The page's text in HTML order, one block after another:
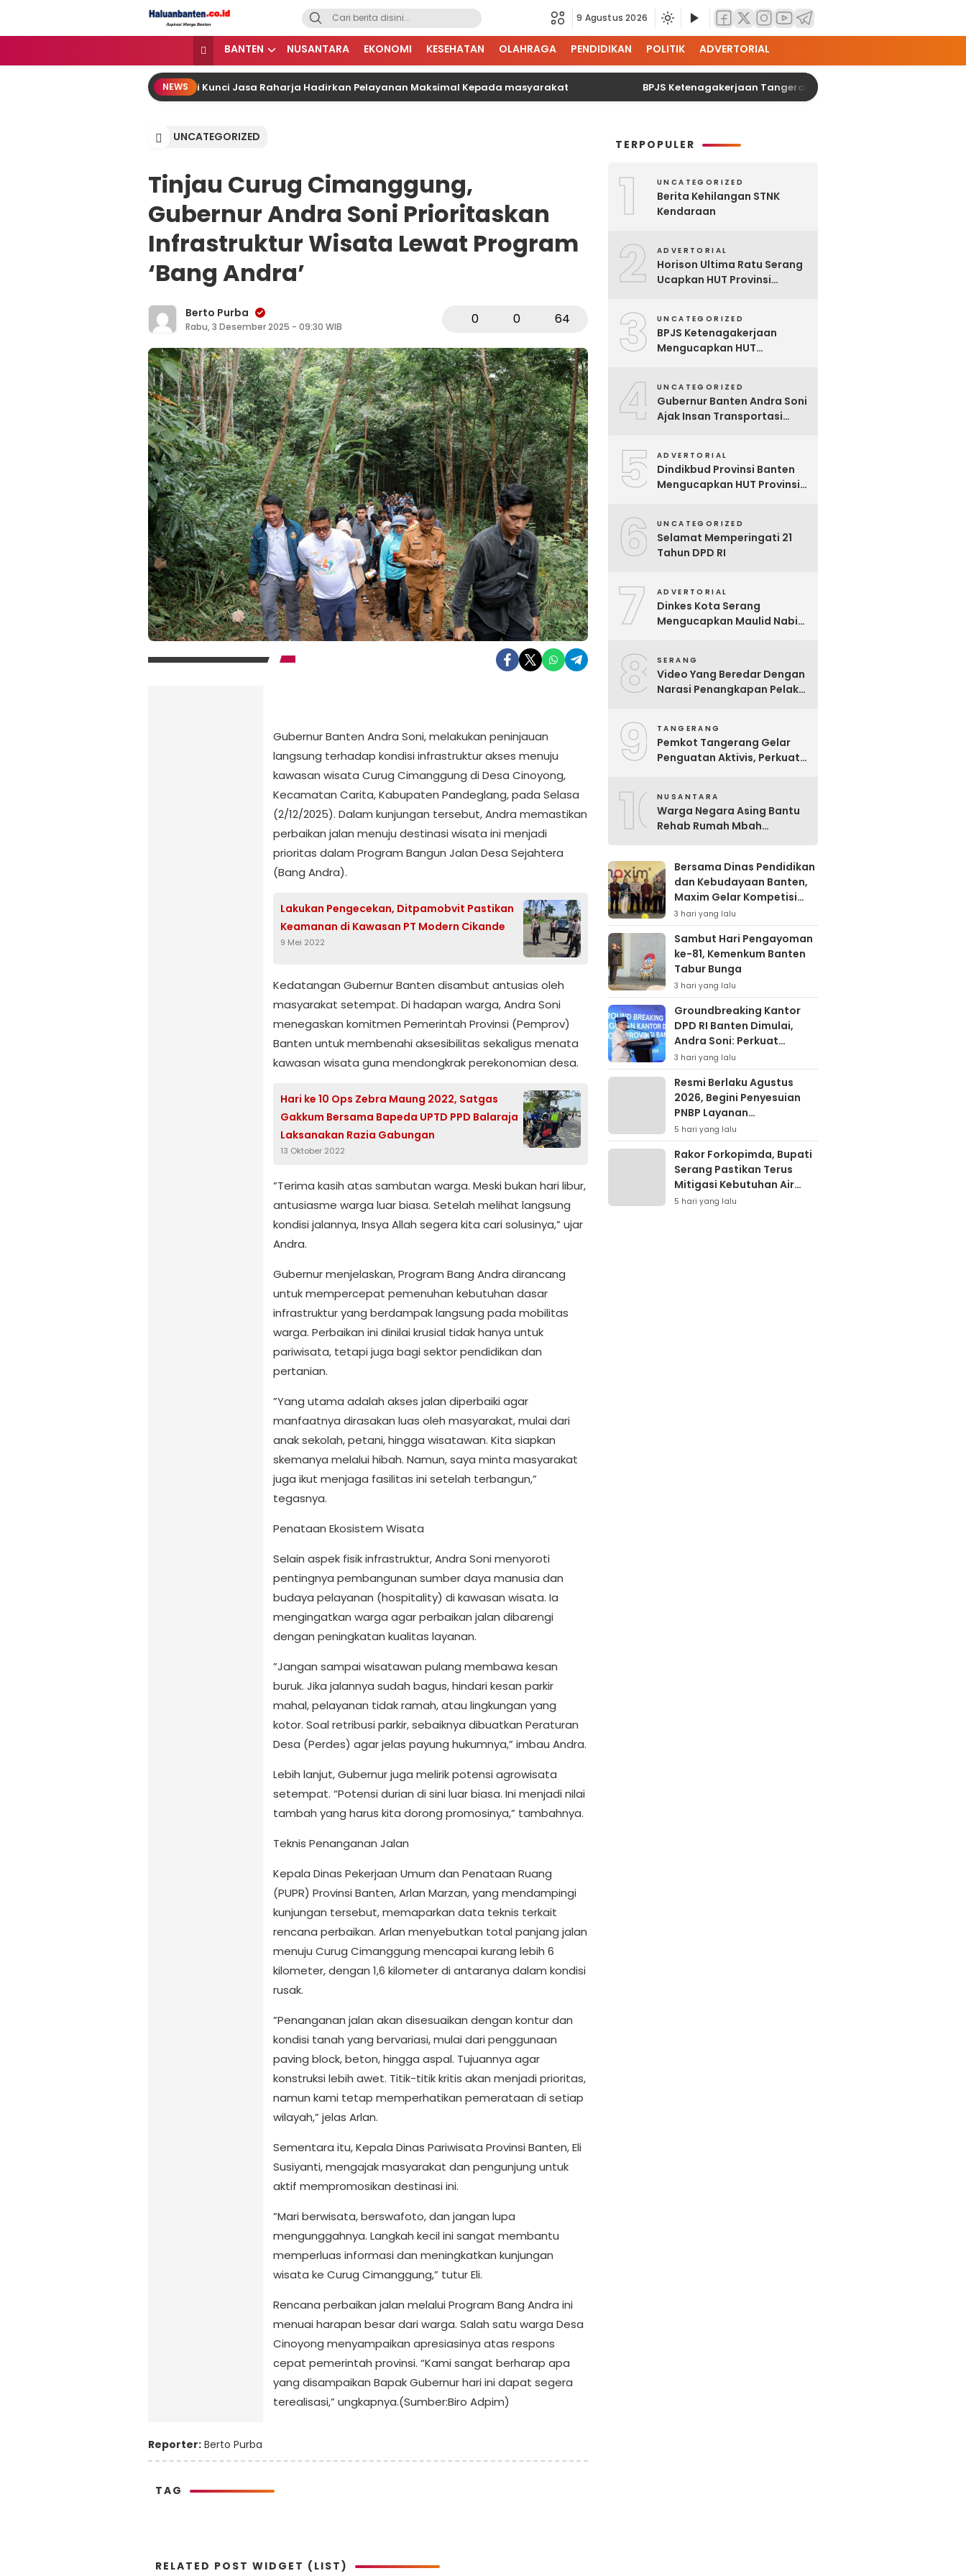
konten
Haluan Banten
Aspirasi Warga Banten
9 Agustus 2026
BANTEN NUSANTARA EKONOMI KESEHATAN OLAHRAGA PENDIDIKAN POLITIK ADVERTORIAL
NEWS
Ekosistem Terintegrasi Kunci Jasa Raharja Hadirkan Pelayanan Maksimal Kepada masyarakat BPJS Ketenagakerjaan Tangerang Cikokol Dorong Kemandirian
UNCATEGORIZED
Tinjau Curug Cimanggung,
Gubernur Andra Soni Prioritaskan
Infrastruktur Wisata Lewat Program
‘Bang Andra’
Berto Purba
Rabu, 3 Desember 2025 - 09:30 WIB 0 0 64
Gubernur Banten Andra Soni, melakukan peninjauan
langsung terhadap kondisi infrastruktur akses menuju
kawasan wisata Curug Cimanggung di Desa Cinoyong,
Kecamatan Carita, Kabupaten Pandeglang, pada Selasa
(2/12/2025). Dalam kunjungan tersebut, Andra memastikan
perbaikan jalan menuju destinasi wisata ini menjadi
prioritas dalam Program Bangun Jalan Desa Sejahtera
(Bang Andra).
Lakukan Pengecekan, Ditpamobvit Pastikan
Keamanan di Kawasan PT Modern Cikande
9 Mei 2022
​Kedatangan Gubernur Banten disambut antusias oleh
masyarakat setempat. Di hadapan warga, Andra Soni
menegaskan komitmen Pemerintah Provinsi (Pemprov)
Banten untuk membenahi aksesibilitas sekaligus menata
kawasan wisata guna mendongkrak perekonomian desa.
Hari ke 10 Ops Zebra Maung 2022, Satgas
Gakkum Bersama Bapeda UPTD PPD Balaraja
Laksanakan Razia Gabungan
13 Oktober 2022
​”Terima kasih atas sambutan warga. Meski bukan hari libur,
antusiasme warga luar biasa. Setelah melihat langsung
kondisi jalannya, Insya Allah segera kita cari solusinya,” ujar
Andra.
​Gubernur menjelaskan, Program Bang Andra dirancang
untuk mempercepat pemenuhan kebutuhan dasar
infrastruktur yang berdampak langsung pada mobilitas
warga. Perbaikan ini dinilai krusial tidak hanya untuk
pariwisata, tetapi juga bagi sektor pendidikan dan
pertanian.
​”Yang utama adalah akses jalan diperbaiki agar
manfaatnya dirasakan luas oleh masyarakat, mulai dari
anak sekolah, petani, hingga wisatawan. Kita siapkan
skemanya melalui hibah. Namun, saya minta masyarakat
juga ikut menjaga fasilitas ini setelah terbangun,”
tegasnya.
​Penataan Ekosistem Wisata
​Selain aspek fisik infrastruktur, Andra Soni menyoroti
pentingnya pembangunan sumber daya manusia dan
budaya pelayanan (hospitality) di kawasan wisata. Ia
mengingatkan warga agar perbaikan jalan dibarengi
dengan peningkatan kualitas layanan.
​”Jangan sampai wisatawan pulang membawa kesan
buruk. Jika jalannya sudah bagus, hindari kesan parkir
mahal, pelayanan tidak ramah, atau lingkungan yang
kotor. Soal retribusi parkir, sebaiknya dibuatkan Peraturan
Desa (Perdes) agar jelas payung hukumnya,” imbau Andra.
​Lebih lanjut, Gubernur juga melirik potensi agrowisata
setempat. “Potensi durian di sini luar biasa. Ini menjadi nilai
tambah yang harus kita dorong promosinya,” tambahnya.
​Teknis Penanganan Jalan
​Kepala Dinas Pekerjaan Umum dan Penataan Ruang
(PUPR) Provinsi Banten, Arlan Marzan, yang mendampingi
kunjungan tersebut, memaparkan data teknis terkait
rencana perbaikan. Arlan menyebutkan total panjang jalan
menuju Curug Cimanggung mencapai kurang lebih 6
kilometer, dengan 1,6 kilometer di antaranya dalam kondisi
rusak.
​”Penanganan jalan akan disesuaikan dengan kontur dan
kondisi tanah yang bervariasi, mulai dari penggunaan
paving block, beton, hingga aspal. Tujuannya agar
konstruksi lebih awet. Titik-titik kritis akan menjadi prioritas,
namun kami tetap memperhatikan pemerataan di setiap
wilayah,” jelas Arlan.
​Sementara itu, Kepala Dinas Pariwisata Provinsi Banten, Eli
Susiyanti, mengajak masyarakat dan pengunjung untuk
aktif mempromosikan destinasi ini.
​”Mari berwisata, berswafoto, dan jangan lupa
mengunggahnya. Langkah kecil ini sangat membantu
memperluas informasi dan meningkatkan kunjungan
wisata ke Curug Cimanggung,” tutur Eli.
​Rencana perbaikan jalan melalui Program Bang Andra ini
menuai harapan besar dari warga. Salah satu warga Desa
Cinoyong menyampaikan apresiasinya atas respons
cepat pemerintah provinsi. “Kami sangat berharap apa
yang disampaikan Bapak Gubernur hari ini dapat segera
terealisasi,” ungkapnya.(Sumber:Biro Adpim)
Reporter: Berto Purba
TAG
RELATED POST WIDGET (LIST)
TERPOPULER
1 UNCATEGORIZED
Berita Kehilangan STNK
Kendaraan
2 ADVERTORIAL
Horison Ultima Ratu Serang
Ucapkan HUT Provinsi
3 UNCATEGORIZED
BPJS Ketenagakerjaan
Mengucapkan HUT
4 UNCATEGORIZED
Gubernur Banten Andra Soni
Ajak Insan Transportasi
5 ADVERTORIAL
Dindikbud Provinsi Banten
Mengucapkan HUT Provinsi
6 UNCATEGORIZED
Selamat Memperingati 21
Tahun DPD RI
7 ADVERTORIAL
Dinkes Kota Serang
Mengucapkan Maulid Nabi
8 SERANG
Video Yang Beredar Dengan
Narasi Penangkapan Pelaku
Tempat Tinggal Santri
Adalah Hoak
9 TANGERANG
Pemkot Tangerang Gelar
Penguatan Aktivis, Perkuat
10NUSANTARA
Warga Negara Asing Bantu
Rehab Rumah Mbah
Bersama Dinas Pendidikan
dan Kebudayaan Banten,
Maxim Gelar Kompetisi
Cerdas Cermat Perdana di
Kota Serang
3 hari yang lalu
Sambut Hari Pengayoman
ke-81, Kemenkum Banten
Tabur Bunga
3 hari yang lalu
Groundbreaking Kantor
DPD RI Banten Dimulai,
Andra Soni: Perkuat
Aspirasi Daerah ke Pusat
3 hari yang lalu
Resmi Berlaku Agustus
2026, Begini Penyesuian
PNBP Layanan
Kementerian Hukum
5 hari yang lalu
Rakor Forkopimda, Bupati
Serang Pastikan Terus
Mitigasi Kebutuhan Air
Bersih Warga Dampak
5 hari yang lalu